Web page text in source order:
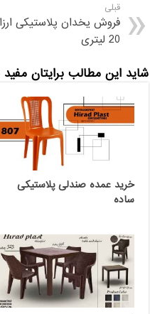
قبلی
فروش یخدان پلاستیکی
20 لیتری
شاید این مطالب برایتان مفید
خرید عمده صندلی پلاستیکی
ساده